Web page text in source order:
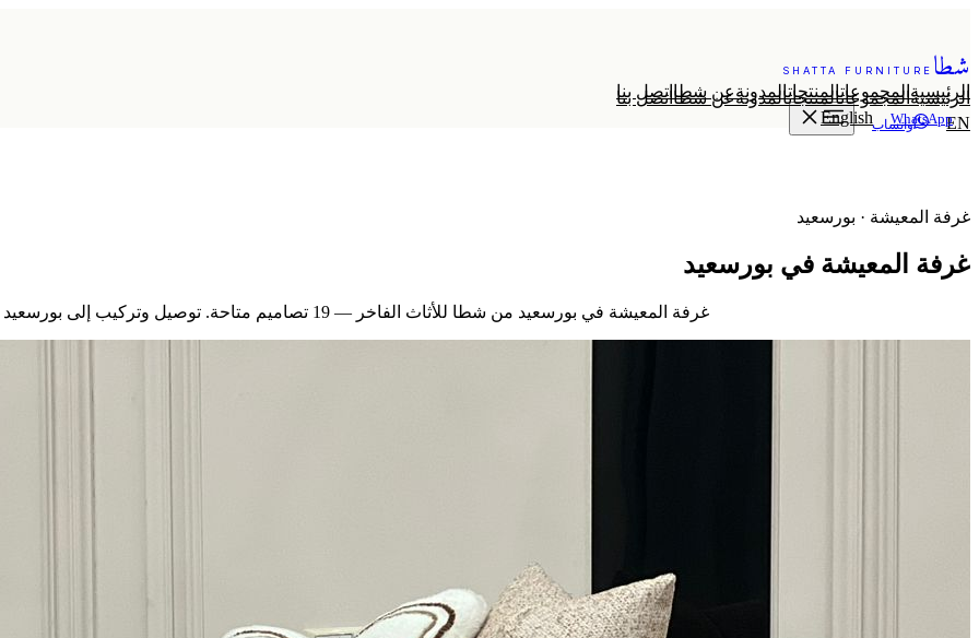
شطا SHATTA FURNITURE
الرئيسيةالمجموعاتالمنتجاتالمدونةعن شطااتصل بنا
EN
واتساب
الرئيسيةالمجموعاتالمنتجاتالمدونةعن شطااتصل بنا
English
WhatsApp
غرفة المعيشة · بورسعيد
غرفة المعيشة في بورسعيد
غرفة المعيشة في بورسعيد من شطا للأثاث الفاخر — 19 تصاميم متاحة. توصيل وتركيب إلى بورسعيد وكل القناة. اطلب عبر واتساب.